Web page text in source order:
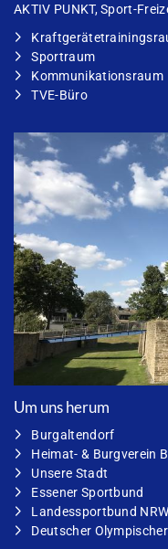
AKTIV PUNKT, Sport-
Sportraum
Kommunikationsraum
TVE-Büro
Um uns herum
Burgaltendorf
Heimat- & Burgverein
Unsere Stadt
Essener Sportbund
Landessportbund NRW
Deutscher